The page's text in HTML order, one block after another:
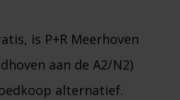
is P+R Meerhoven
aan de A2/N2)
alternatief.